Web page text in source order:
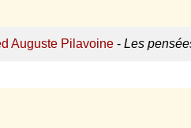
Auguste Pilavoine- Les